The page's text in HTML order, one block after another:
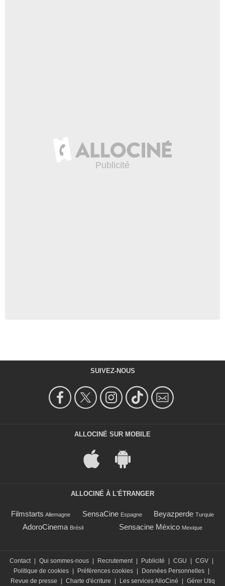
SUIVEZ-NOUS
ALLOCINÉ SUR MOBILE
ALLOCINÉ À L'ÉTRANGER
Filmstarts Allemagne SensaCine Espagne Beyazperde Turquie
AdoroCinema Brésil Sensacine México Mexique
Contact Qui sommes-nous Recrutement Publicité CGU CGV
Politique de cookies
Préférences cookies Données Personnelles
Revue de presse
Charte d'écriture Les services AlloCiné Gérer Utiq